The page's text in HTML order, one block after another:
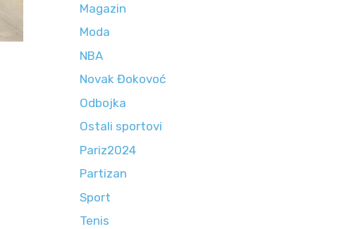
Magazin
Moda
NBA
Novak Đokovoć
Odbojka
Ostali sportovi
Pariz2024
Partizan
Sport
Tenis